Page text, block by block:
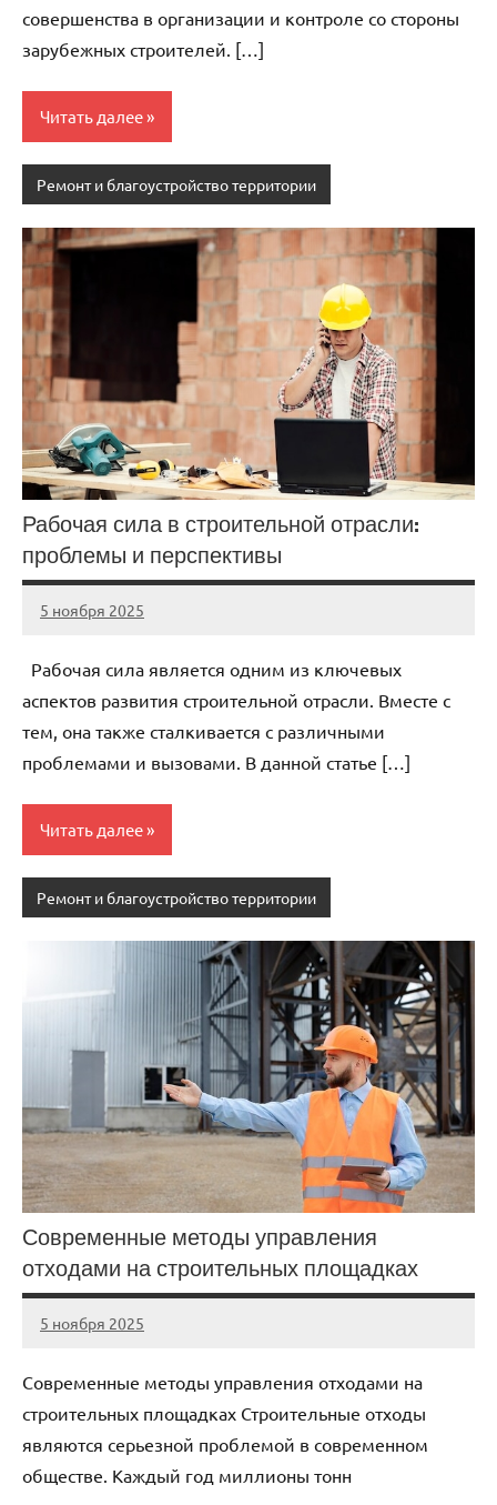
совершенства в организации и контроле со стороны
зарубежных строителей. […]
Читать далее
Ремонт и благоустройство территории
Рабочая сила в строительной отрасли:
проблемы и перспективы
5 ноября 2025
cement_zavod
Нет
Рабочая сила является одним из ключевых
аспектов развития строительной отрасли. Вместе с
тем, она также сталкивается с различными
проблемами и вызовами. В данной статье […]
Читать далее
Ремонт и благоустройство территории
Современные методы управления
отходами на строительных площадках
5 ноября 2025
cement_zavod
Нет
Современные методы управления отходами на
строительных площадках Строительные отходы
являются серьезной проблемой в современном
обществе. Каждый год миллионы тонн